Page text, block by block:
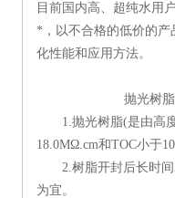
目前国内高、超纯水用
*，以不合格的低价的
化性能和应用方法。
抛光树
1.抛光树脂(是由高
18.0MΩ.cm和TOC小于
2.树脂开封后长时
为宜。